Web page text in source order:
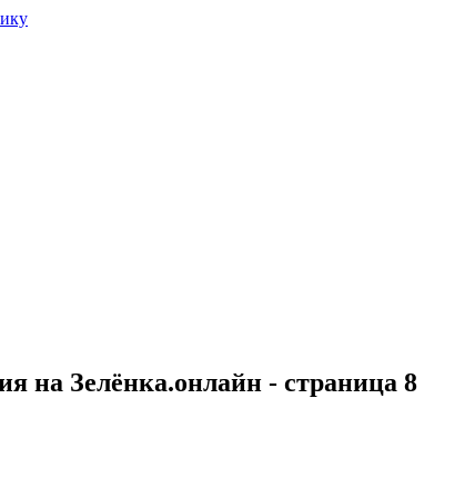
на Зелёнка.онлайн - страница 8